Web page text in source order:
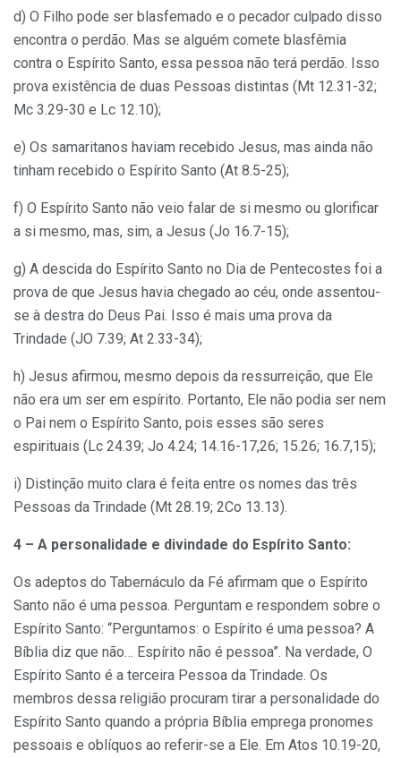
d) O Filho pode ser blasfemado e o pecador culpado disso
encontra o perdão. Mas se alguém comete blasfêmia
contra o Espírito Santo, essa pessoa não terá perdão. Isso
prova existência de duas Pessoas distintas (Mt 12.31-32;
Mc 3.29-30 e Lc 12.10);
e) Os samaritanos haviam recebido Jesus, mas ainda não
tinham recebido o Espírito Santo (At 8.5-25);
f) O Espírito Santo não veio falar de si mesmo ou glorificar
a si mesmo, mas, sim, a Jesus (Jo 16.7-15);
g) A descida do Espírito Santo no Dia de Pentecostes foi a
prova de que Jesus havia chegado ao céu, onde assentou-
se à destra do Deus Pai. Isso é mais uma prova da
Trindade (JO 7.39; At 2.33-34);
h) Jesus afirmou, mesmo depois da ressurreição, que Ele
não era um ser em espírito. Portanto, Ele não podia ser nem
o Pai nem o Espírito Santo, pois esses são seres
espirituais (Lc 24.39; Jo 4.24; 14.16-17,26; 15.26; 16.7,15);
i) Distinção muito clara é feita entre os nomes das três
Pessoas da Trindade (Mt 28.19; 2Co 13.13).
4 – A personalidade e divindade do Espírito Santo:
Os adeptos do Tabernáculo da Fé afirmam que o Espírito
Santo não é uma pessoa. Perguntam e respondem sobre o
Espírito Santo: “Perguntamos: o Espírito é uma pessoa? A
Bíblia diz que não… Espírito não é pessoa”. Na verdade, O
Espírito Santo é a terceira Pessoa da Trindade. Os
membros dessa religião procuram tirar a personalidade do
Espírito Santo quando a própria Bíblia emprega pronomes
pessoais e oblíquos ao referir-se a Ele. Em Atos 10.19-20,